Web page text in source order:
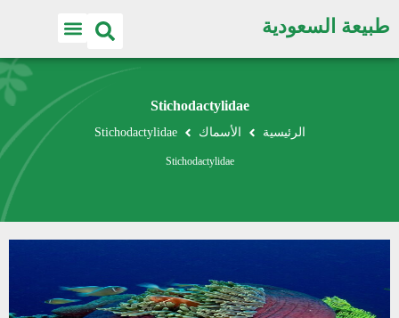
طبيعة السعودية
Stichodactylidae
الرئيسية الأسماك Stichodactylidae
Stichodactylidae